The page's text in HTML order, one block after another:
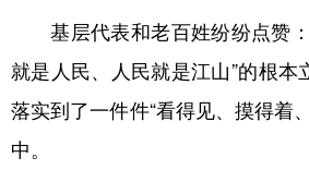
基层代表和老百姓纷纷点赞：
就是人民、人民就是江山”的根
落实到了一件件“看得见、摸得着
中。